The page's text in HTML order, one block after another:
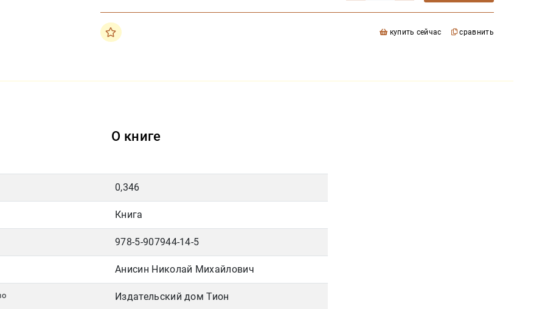
купить сейчас сравнить
О книге
0,346
Книга
978-5-907944-14-5
Анисин Николай Михайлович
Издательский дом Тион